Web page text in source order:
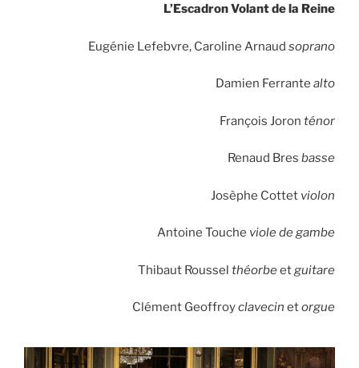
L’Escadron Volant de la Reine
Eugénie Lefebvre, Caroline Arnaud soprano
Damien Ferrante alto
François Joron ténor
Renaud Bres basse
Josèphe Cottet violon
Antoine Touche viole de gambe
Thibaut Roussel théorbeetguitare
Clément Geoffroyclavecin etorgue